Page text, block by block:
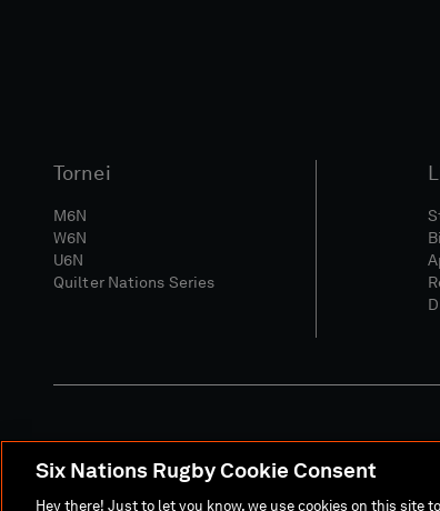
Tornei
M6N
W6N
U6N
Quilter Nations Series
Six Nations Rugby Cookie Consent
Hey there! Just to let you know, we use cookies on this site